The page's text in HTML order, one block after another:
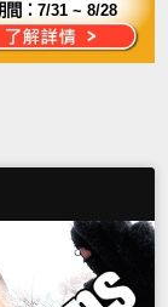
間：7/31 ~ 8/28